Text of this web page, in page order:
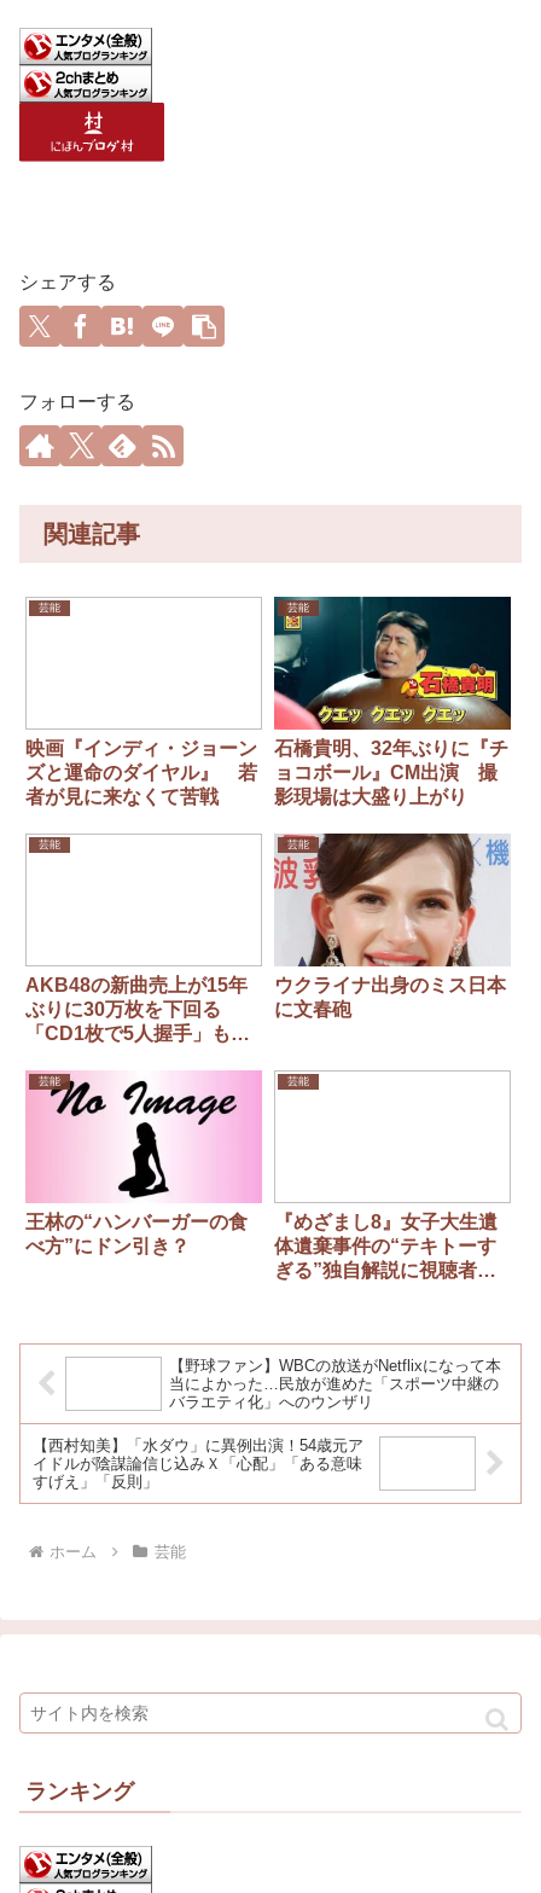
シェアする
フォローする
関連記事
芸能
映画『インディ・ジョーン
ズと運命のダイヤル』 若
者が見に来なくて苦戦
芸能
石橋貴明、32年ぶりに『チ
ョコボール』CM出演 撮
影現場は大盛り上がり
芸能
AKB48の新曲売上が15年
ぶりに30万枚を下回る
「CD1枚で5人握手」も虚
ル破綻か
芸能
ウクライナ出身のミス日本
に文春砲
芸能
王林の“ハンバーガーの食
べ方”にドン引き？
芸能
『めざまし8』女子大生遺
体遺棄事件の“テキトーす
ぎる”独自解説に視聴者か
【野球ファン】WBCの放送がNetflixになって本
当によかった…民放が進めた「スポーツ中継の
バラエティ化」へのウンザリ
【西村知美】「水ダウ」に異例出演！54歳元ア
イドルが陰謀論信じ込みＸ「心配」「ある意味
すげえ」「反則」
ホーム 芸能
ランキング